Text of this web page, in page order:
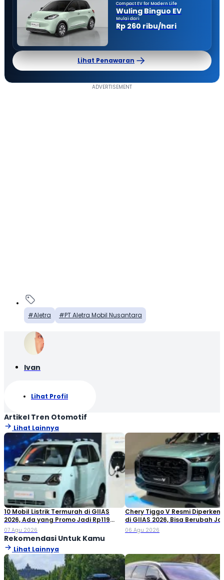
Compact EV for Modern Life
Wuling Binguo EV
Mulai dari
Rp 260 ribu/hari
Lihat Penawaran
Aletra PT Aletra Mobil Nusantara
Ivan
Lihat Profil
Artikel Tren Otomotif
Lihat Lainnya
10 Mobil Listrik Termurah di GIIAS
2026, Ada yang Promo Jadi Rp119
Jutaan!
07 Agu 2026
Chery Tiggo V Resmi
di GIIAS 2026, Bisa Berubah
Double Cabin
06 Agu 2026
Rekomendasi Untuk Kamu
Lihat Lainnya